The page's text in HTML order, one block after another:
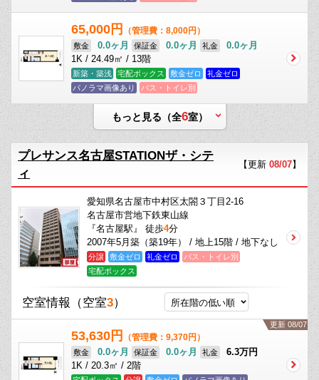
65,000円 （管理費：8,000円）
敷金 0.0ヶ月 保証金 0.0ヶ月 礼金
0.0ヶ月
1K / 24.49㎡ / 13階
新築・築浅 宅配ボックス 敷金ゼロ
礼金ゼロ
パノラマ画像あり
バス・トイレ別
もっと見る（全6室）
プレサンス名古屋STATIONザ・シテ
ィ
【更新 08/07】
愛知県名古屋市中村区太閤３丁目2-16
名古屋市営地下鉄東山線
『名古屋駅』 徒歩4分
2007年5月築（築19年） / 地上15階 / 地下なし
分譲 敷金ゼロ 礼金ゼロ
バス・トイレ別
宅配ボックス
空室情報 （空室3）
更新 08/07
53,630円 （管理費：9,370円）
敷金 0.0ヶ月 保証金 0.0ヶ月 礼金
6.3万円
1K / 20.3㎡ / 2階